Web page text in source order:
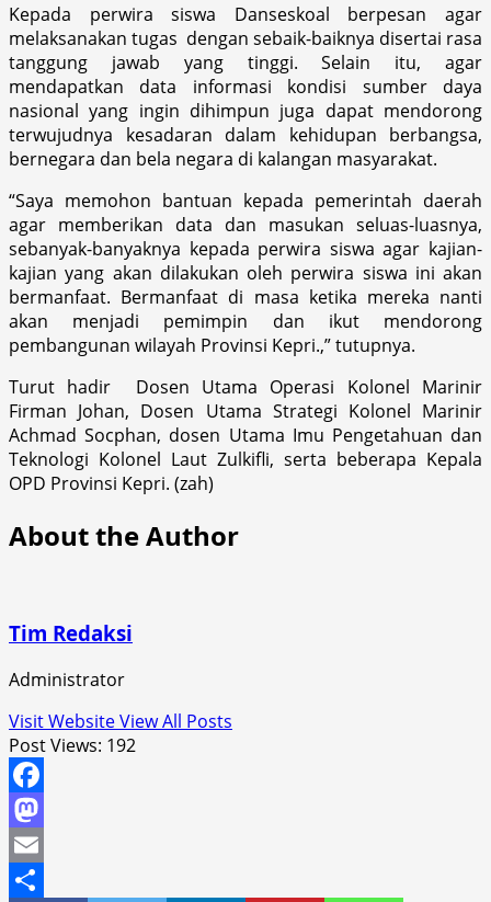
Kepada perwira siswa Danseskoal berpesan agar
melaksanakan tugas dengan sebaik-baiknya disertai rasa
tanggung jawab yang tinggi. Selain itu, agar
mendapatkan data informasi kondisi sumber daya
nasional yang ingin dihimpun juga dapat mendorong
terwujudnya kesadaran dalam kehidupan berbangsa,
bernegara dan bela negara di kalangan masyarakat.
“Saya memohon bantuan kepada pemerintah daerah
agar memberikan data dan masukan seluas-luasnya,
sebanyak-banyaknya kepada perwira siswa agar kajian-
kajian yang akan dilakukan oleh perwira siswa ini akan
bermanfaat. Bermanfaat di masa ketika mereka nanti
akan menjadi pemimpin dan ikut mendorong
pembangunan wilayah Provinsi Kepri.,” tutupnya.
Turut hadir Dosen Utama Operasi Kolonel Marinir
Firman Johan, Dosen Utama Strategi Kolonel Marinir
Achmad Socphan, dosen Utama Imu Pengetahuan dan
Teknologi Kolonel Laut Zulkifli, serta beberapa Kepala
OPD Provinsi Kepri. (zah)
About the Author
Tim Redaksi
Administrator
Visit WebsiteView All Posts
Post Views: 192
Facebook
Mastodon
Email